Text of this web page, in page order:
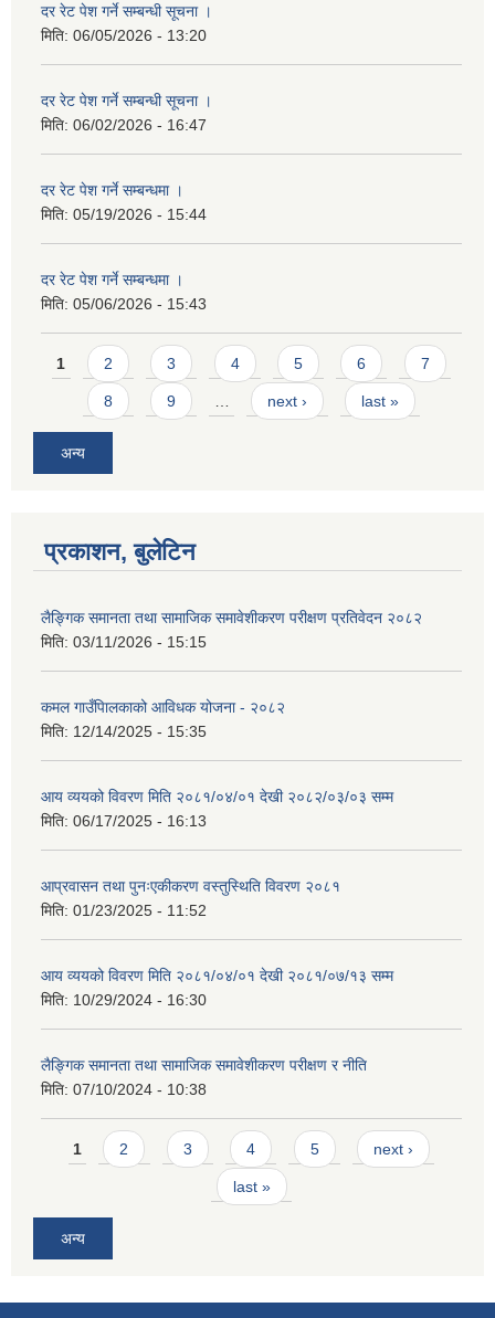
दर रेट पेश गर्ने सम्बन्धी सूचना ।
मिति: 06/05/2026 - 13:20
दर रेट पेश गर्ने सम्बन्धी सूचना ।
मिति: 06/02/2026 - 16:47
दर रेट पेश गर्ने सम्बन्धमा ।
मिति: 05/19/2026 - 15:44
दर रेट पेश गर्ने सम्बन्धमा ।
मिति: 05/06/2026 - 15:43
Pages
1 2 3 4 5 6 7
8 9 … next › last »
अन्य
प्रकाशन, बुलेटिन
लैङ्गिक समानता तथा सामाजिक समावेशीकरण परीक्षण प्रतिवेदन २०८२
मिति: 03/11/2026 - 15:15
कमल गाउँपािलकाको आविधक योजना - २०८२
मिति: 12/14/2025 - 15:35
आय व्ययको विवरण मिति २०८१/०४/०१ देखी २०८२/०३/०३ सम्म
मिति: 06/17/2025 - 16:13
आप्रवासन तथा पुनःएकीकरण वस्तुस्थिति विवरण २०८१
मिति: 01/23/2025 - 11:52
आय व्ययको विवरण मिति २०८१/०४/०१ देखी २०८१/०७/१३ सम्म
मिति: 10/29/2024 - 16:30
लैङ्गिक समानता तथा सामाजिक समावेशीकरण परीक्षण र नीति
मिति: 07/10/2024 - 10:38
Pages
1 2 3 4 5 next ›
last »
अन्य